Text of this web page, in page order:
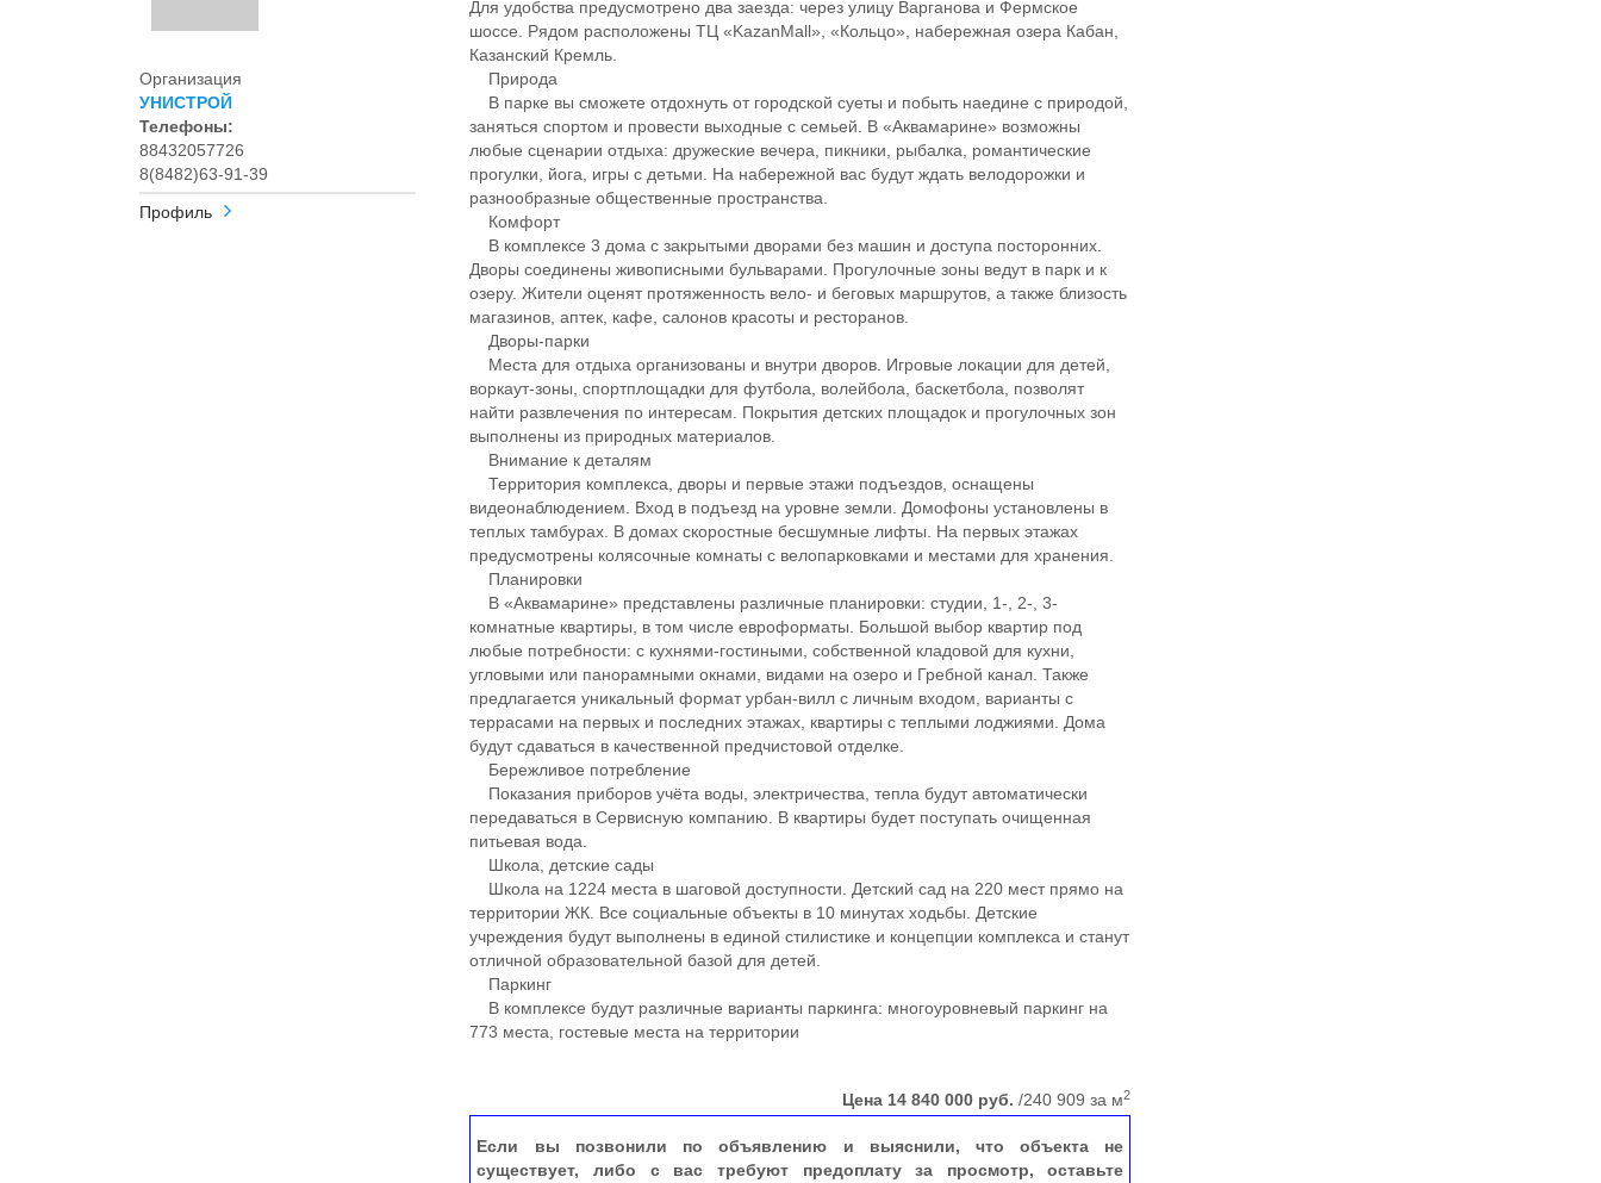
Организация
УНИСТРОЙ
Телефоны:
88432057726
8(8482)63-91-39
Профиль
Для удобства предусмотрено два заезда: через улицу Варганова и Фермское
шоссе. Рядом расположены ТЦ «KazanMall», «Кольцо», набережная озера Кабан,
Казанский Кремль.
Природа
В парке вы сможете отдохнуть от городской суеты и побыть наедине с природой,
заняться спортом и провести выходные с семьей. В «Аквамарине» возможны
любые сценарии отдыха: дружеские вечера, пикники, рыбалка, романтические
прогулки, йога, игры с детьми. На набережной вас будут ждать велодорожки и
разнообразные общественные пространства.
Комфорт
В комплексе 3 дома с закрытыми дворами без машин и доступа посторонних.
Дворы соединены живописными бульварами. Прогулочные зоны ведут в парк и к
озеру. Жители оценят протяженность вело- и беговых маршрутов, а также близость
магазинов, аптек, кафе, салонов красоты и ресторанов.
Дворы-парки
Места для отдыха организованы и внутри дворов. Игровые локации для детей,
воркаут-зоны, спортплощадки для футбола, волейбола, баскетбола, позволят
найти развлечения по интересам. Покрытия детских площадок и прогулочных зон
выполнены из природных материалов.
Внимание к деталям
Территория комплекса, дворы и первые этажи подъездов, оснащены
видеонаблюдением. Вход в подъезд на уровне земли. Домофоны установлены в
теплых тамбурах. В домах скоростные бесшумные лифты. На первых этажах
предусмотрены колясочные комнаты с велопарковками и местами для хранения.
Планировки
В «Аквамарине» представлены различные планировки: студии, 1-, 2-, 3-
комнатные квартиры, в том числе евроформаты. Большой выбор квартир под
любые потребности: с кухнями-гостиными, собственной кладовой для кухни,
угловыми или панорамными окнами, видами на озеро и Гребной канал. Также
предлагается уникальный формат урбан-вилл с личным входом, варианты с
террасами на первых и последних этажах, квартиры с теплыми лоджиями. Дома
будут сдаваться в качественной предчистовой отделке.
Бережливое потребление
Показания приборов учёта воды, электричества, тепла будут автоматически
передаваться в Сервисную компанию. В квартиры будет поступать очищенная
питьевая вода.
Школа, детские сады
Школа на 1224 места в шаговой доступности. Детский сад на 220 мест прямо на
территории ЖК. Все социальные объекты в 10 минутах ходьбы. Детские
учреждения будут выполнены в единой стилистике и концепции комплекса и станут
отличной образовательной базой для детей.
Паркинг
В комплексе будут различные варианты паркинга: многоуровневый паркинг на
773 места, гостевые места на территории
Цена 14 840 000 руб. /240 909 за м2
Если вы позвонили по объявлению и выяснили, что объекта не
существует, либо с вас требуют предоплату за просмотр, оставьте